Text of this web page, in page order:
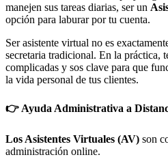
manejen sus tareas diarias, ser un
opción para laburar por tu cuenta.
Ser asistente virtual no es
secretaria tradicional. En la práctica,
complicadas y sos clave para que
la vida personal de tus clientes.
👉 Ayuda Administrativa a
Los Asistentes Virtuales (AV) son
administración online.